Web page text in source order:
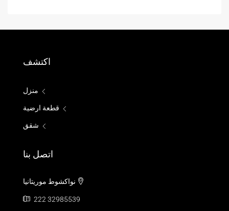
اكتشف
منزل
قطعة ارضية
شقق
اتصل بنا
نواكشوط موريتانيا
222 32985539